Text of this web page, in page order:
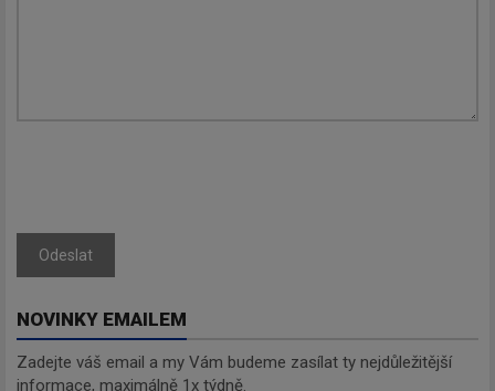
Odeslat
NOVINKY EMAILEM
Zadejte váš email a my Vám budeme zasílat ty nejdůležitější
informace, maximálně 1x týdně.